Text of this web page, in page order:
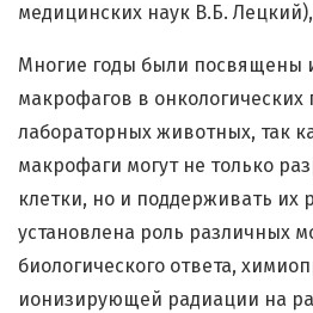
медицинских наук В.Б.
Многие годы были посвящены
макрофагов в онкологических
лабораторных животных, так
макрофаги могут не только
клетки, но и поддерживать их
установлена роль различных
биологического ответа,
ионизирующей радиации на